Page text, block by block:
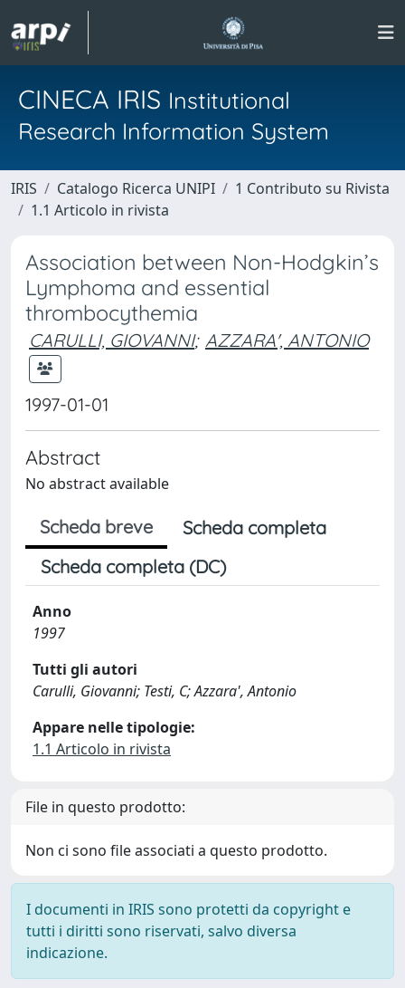
CINECA IRIS Institutional
Research Information System
IRIS Catalogo Ricerca UNIPI
1 Contributo su Rivista
1.1 Articolo in rivista
Association between Non-Hodgkin’s
Lymphoma and essential
thrombocythemia
CARULLI, GIOVANNI; AZZARA', ANTONIO
1997-01-01
Abstract
No abstract available
Scheda breve
Scheda completa
Scheda completa (DC)
Anno
1997
Tutti gli autori
Carulli, Giovanni; Testi, C; Azzara', Antonio
Appare nelle tipologie:
1.1 Articolo in rivista
File in questo prodotto:
Non ci sono file associati a questo prodotto.
I documenti in IRIS sono protetti da copyright e
tutti i diritti sono riservati, salvo diversa
indicazione.